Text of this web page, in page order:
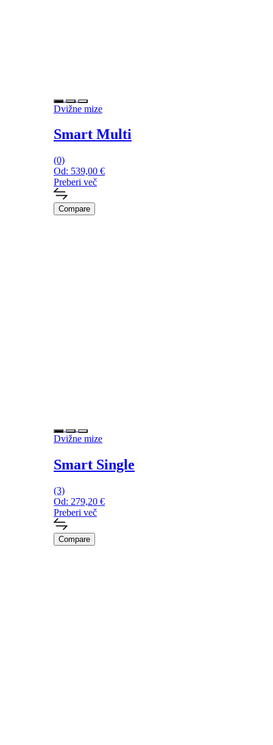
Dvižne mize
Smart Multi
(0)
Od: 539,00 €
Preberi več
Compare
Dvižne mize
Smart Single
(3)
Od: 279,20 €
Preberi več
Compare